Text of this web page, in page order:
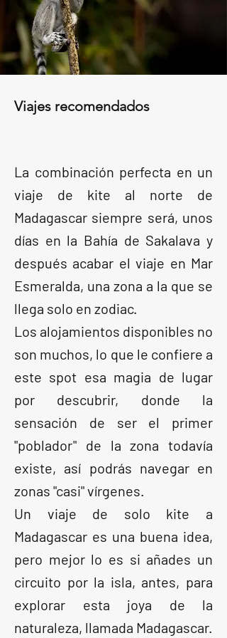
Viajes recomendados
La combinación perfecta en un
viaje de kite al norte de
Madagascar siempre será, unos
días en la Bahía de Sakalava y
después acabar el viaje en Mar
Esmeralda, una zona a la que se
llega solo en zodiac.
Los alojamientos disponibles no
son muchos, lo que le confiere a
este spot esa magia de lugar
por descubrir, donde la
sensación de ser el primer
"poblador" de la zona todavía
existe, así podrás navegar en
zonas "casi" vírgenes.
Un viaje de solo kite a
Madagascar es una buena idea,
pero mejor lo es si añades un
circuito por la isla, antes, para
explorar esta joya de la
naturaleza, llamada Madagascar.